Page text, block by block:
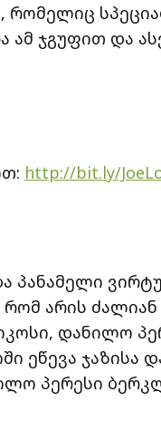
ამ ჯგუფით და
http://bit.ly/
პანამელი
რომ არის
დანილო
ეწევა ჯაზისა
პერესი